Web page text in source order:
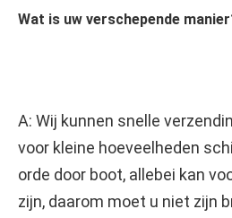
Wat is uw verschepende
A: Wij kunnen snelle
voor kleine hoeveelheden
orde door boot, allebei kan
zijn, daarom moet u niet zijn